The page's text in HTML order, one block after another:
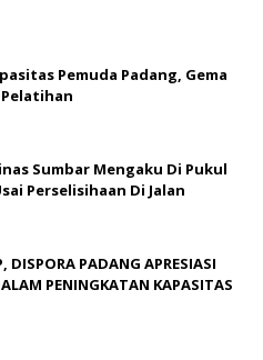
Pemuda Padang, Gema
Sumbar Mengaku Di Pukul
Perselisihaan Di Jalan
DISPORA PADANG APRESIASI
PENINGKATAN KAPASITAS